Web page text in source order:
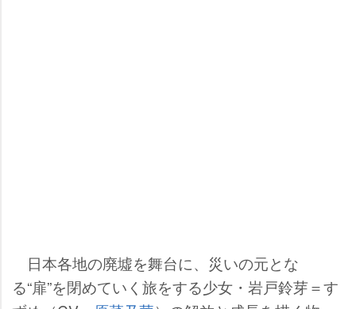
日本各地の廃墟を舞台に、災いの元とな
る“扉”を閉めていく旅をする少女・岩戸鈴芽＝す